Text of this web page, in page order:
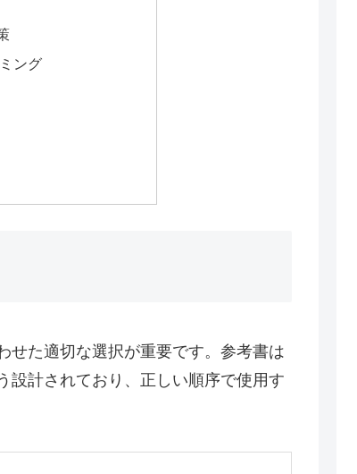
ング
せた適切な選択が重要です。参考書は
設計されており、正しい順序で使用す